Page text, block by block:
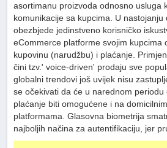
asortimanu proizvoda odnosno usluga
komunikacije sa kupcima. U nastojanju
obezbjede jedinstveno korisničko
eCommerce platforme svojim kupcima
kupovinu (narudžbu) i plaćanje.
čini tzv.' voice-driven' prodaju sve
globalni trendovi još uvijek nisu
se očekivati da će u narednom periodu
plaćanje biti omogućene i na
platformama. Glasovna biometrija
najboljih načina za autentifikaciju, jer